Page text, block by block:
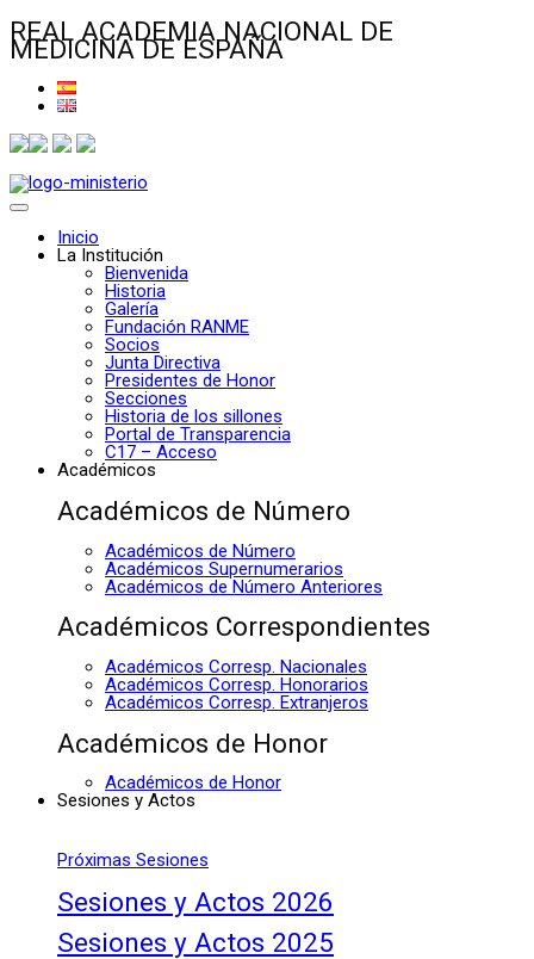
REAL ACADEMIA NACIONAL DE
MEDICINA DE ESPAÑA
Inicio
La Institución
Bienvenida
Historia
Galería
Fundación RANME
Socios
Junta Directiva
Presidentes de Honor
Secciones
Historia de los sillones
Portal de Transparencia
C17 – Acceso
Académicos
Académicos de Número
Académicos de Número
Académicos Supernumerarios
Académicos de Número Anteriores
Académicos Correspondientes
Académicos Corresp. Nacionales
Académicos Corresp. Honorarios
Académicos Corresp. Extranjeros
Académicos de Honor
Académicos de Honor
Sesiones y Actos
Próximas Sesiones
Sesiones y Actos 2026
Sesiones y Actos 2025